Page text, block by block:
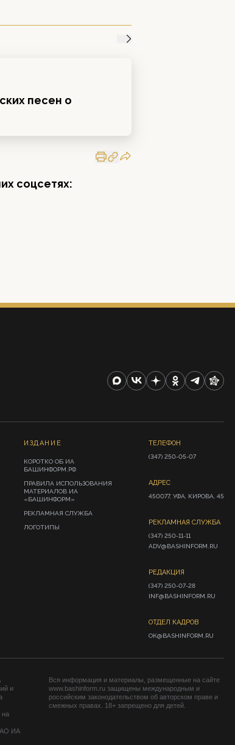
песен о
соцсетях:
ИЗДАНИЕ
КОРОТКО ОБ ИА
БАШИНФОРМ.РФ
ПРАВИЛА ИСПОЛЬЗОВАНИЯ
МАТЕРИАЛОВ ИА
«БАШИНФОРМ»
РЕКЛАМНАЯ СЛУЖБА
ЛОГОТИПЫ
ТЕЛЕФОН
(347) 250-05-07
АДРЕС
450077, УФА, КИРОВА, 45
РЕКЛАМНАЯ СЛУЖБА
(347) 250-11-11
ADV@BASHINFORM.RU
РЕДАКЦИЯ
(347) 250-07-28
INF@BASHINFORM.RU
ОТДЕЛ КАДРОВ
OK@BASHINFORM.RU
и
АО ИА
Вся информация и материалы, размещенные на сайте
www.bashinform.ru защищены международным и
российским законодательством об авторском праве и
смежных правах. 18+ запрещено для детей.